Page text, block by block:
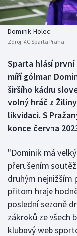
Basketbal
Biatlon
Box
Curling
Dostihy
Florbal
Futsal
Golf
Gymnastika
Historické
Aplikace ČT sport
Dominik Holec
Zdroj: AC Sparta Praha
Sparta hlásí
míří gólman
širšího kádru
volný hráč z
likvidaci. S
konce června
"Dominik má
přerušením
druhým nejnižším
přitom hraje
poslední sezoně
zákroků ze všech
klubový web